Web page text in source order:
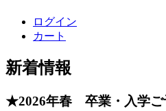
ログイン
カート
新着情報
★2026年春 卒業・入学ご